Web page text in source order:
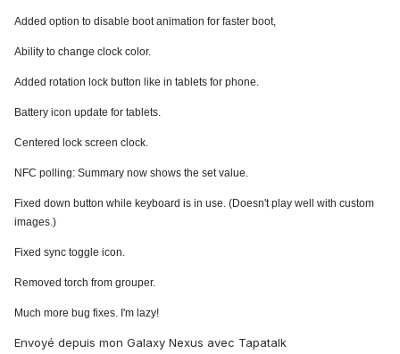
Added option to disable boot animation for faster boot,
Ability to change clock color.
Added rotation lock button like in tablets for phone.
Battery icon update for tablets.
Centered lock screen clock.
NFC polling: Summary now shows the set value.
Fixed down button while keyboard is in use. (Doesn't play well with custom
images.)
Fixed sync toggle icon.
Removed torch from grouper.
Much more bug fixes. I'm lazy!
Envoyé depuis mon Galaxy Nexus avec Tapatalk